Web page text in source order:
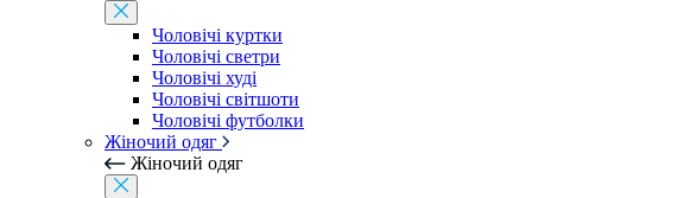
Чоловічі куртки
Чоловічі светри
Чоловічі худі
Чоловічі світшоти
Чоловічі футболки
Жіночий одяг
Жіночий одяг